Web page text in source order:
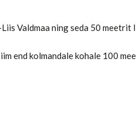
Valdmaa ning seda 50
end kolmandale kohale 100